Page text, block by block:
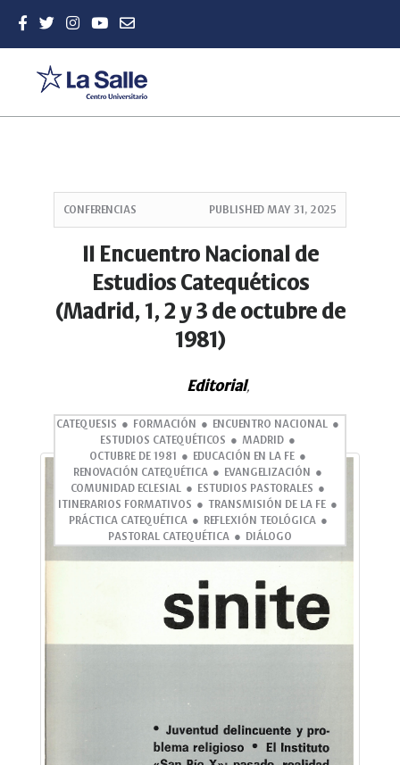
Navigation
Main
CONFERENCIAS PUBLISHED MAY 31, 2025
II Encuentro Nacional de
Estudios Catequéticos
(Madrid, 1, 2 y 3 de octubre de
1981)
Editorial,
CATEQUESIS FORMACIÓN
ENCUENTRO NACIONAL
ESTUDIOS CATEQUÉTICOS
MADRID
OCTUBRE DE 1981
EDUCACIÓN EN LA FE
RENOVACIÓN CATEQUÉTICA
EVANGELIZACIÓN
COMUNIDAD ECLESIAL
ESTUDIOS PASTORALES
ITINERARIOS FORMATIVOS
TRANSMISIÓN DE LA FE
PRÁCTICA CATEQUÉTICA
REFLEXIÓN TEOLÓGICA
PASTORAL CATEQUÉTICA
DIÁLOGO